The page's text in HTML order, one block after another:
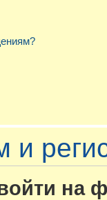
на